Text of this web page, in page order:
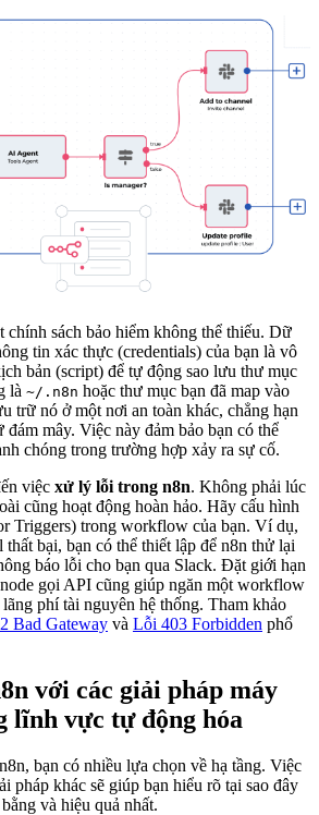
chính sách bảo hiểm không thể thiếu. Dữ
tin xác thực (credentials) của bạn là vô
bản (script) để tự động sao lưu thư mục
là ~/.n8n hoặc thư mục bạn đã map vào
trữ nó ở một nơi an toàn khác, chẳng hạn
mây. Việc này đảm bảo bạn có thể
chóng trong trường hợp xảy ra sự cố.
việc xử lý lỗi trong n8n. Không phải lúc
cũng hoạt động hoàn hảo. Hãy cấu hình
Triggers) trong workflow của bạn. Ví dụ,
bại, bạn có thể thiết lập để n8n thử lại
báo lỗi cho bạn qua Slack. Đặt giới hạn
gọi API cũng giúp ngăn một workflow
phí tài nguyên hệ thống. Tham khảo
Bad Gateway và Lỗi 403 Forbidden phổ
với các giải pháp máy
lĩnh vực tự động hóa
bạn có nhiều lựa chọn về hạ tầng. Việc
pháp khác sẽ giúp bạn hiểu rõ tại sao đây
và hiệu quả nhất.